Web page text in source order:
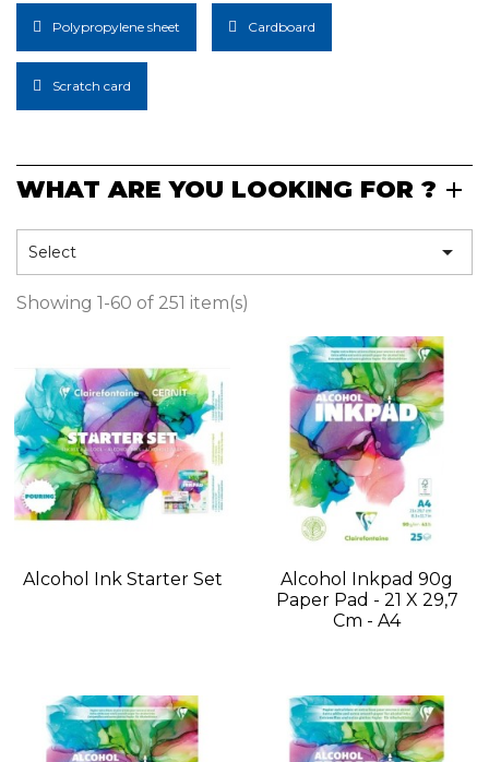
Polypropylene sheet Cardboard
Scratch card
WHAT ARE YOU LOOKING FOR ?
Select 
Showing 1-60 of 251 item(s)
Alcohol Ink Starter Set
Alcohol Inkpad 90g
Paper Pad - 21 X 29,7
Cm - A4